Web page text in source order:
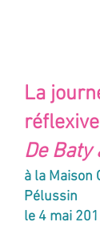
La
réflexive
De Baty
à la Maison
Pélussin
le 4 mai